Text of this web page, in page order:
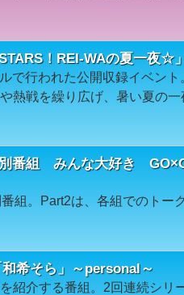
！REI-WAの夏一夜☆」
で行われた公開収録イベント
熱戦を繰り広げ、暑い夏の一
別番組 みんな大好き
組。Part2は、各組でのトー
希そら」～personal～
紹介する番組。2回連続シリ